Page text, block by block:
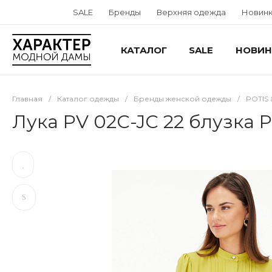
SALE Бренды Верхняя одежда
КАТАЛОГ SALE
Главная / Каталог одежды / Бренды женской одежды / POTIS
Лука PV 02C-JC 22 блузка